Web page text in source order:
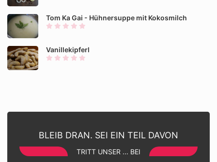
Tom Ka Gai - Hühnersuppe mit Kokosmilch
Vanillekipferl
BLEIB DRAN. SEI EIN TEIL DAVON
TRITT UNSER ... BEI